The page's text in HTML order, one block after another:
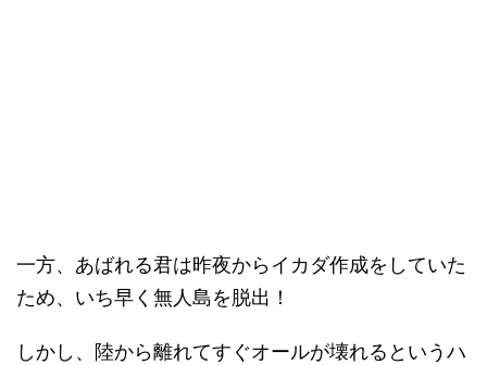
一方、あばれる君は昨夜からイカダ作成をしていた
ため、いち早く無人島を脱出！
しかし、陸から離れてすぐオールが壊れるというハ